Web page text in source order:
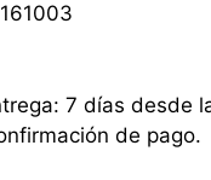
7 días desde
de pago.